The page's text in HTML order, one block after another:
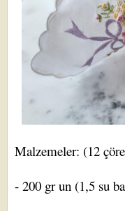
Malzemeler: (12
- 200 gr un (1,5 su